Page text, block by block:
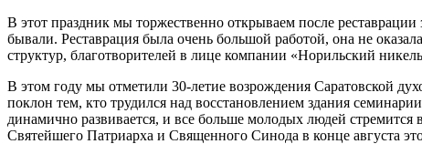
В этот праздник мы торжественно открываем после
бывали. Реставрация была очень большой работой, она не
структур, благотворителей в лице компании «Норильский
В этом году мы отметили 30-летие возрождения Саратовской
поклон тем, кто трудился над восстановлением здания
динамично развивается, и все больше молодых людей
Святейшего Патриарха и Священного Синода в конце августа